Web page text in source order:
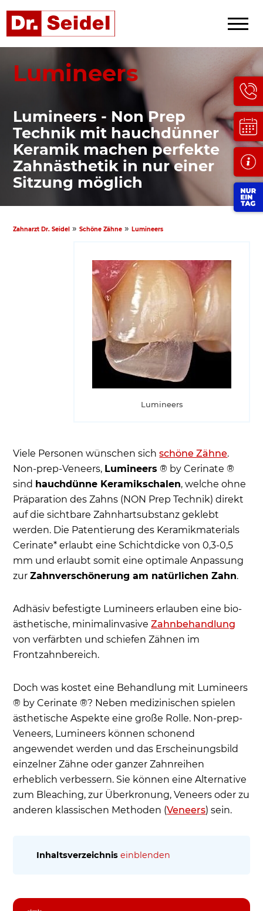
Zahnarzt Dr. Seidel »Schöne Zähne »Lumineers
Lumineers
Lumineers - Non Prep
Technik mit hauchdünner
Keramik machen perfekte
Zahnästhetik in nur einer
Sitzung möglich
Lumineers
Viele Personen wünschen sichschöne Zähne.
Non-prep-Veneers, Lumineers ® by Cerinate ®
sind hauchdünne Keramikschalen, welche ohne
Präparation des Zahns (NON Prep Technik) direkt
auf die sichtbare Zahnhartsubstanz geklebt
werden. Die Patentierung des Keramikmaterials
Cerinate* erlaubteine Schichtdicke von 0,3-0,5
mm und erlaubt somit eine optimale Anpassung
zurZahnverschönerung am natürlichen Zahn.
Adhäsiv befestigte Lumineers erlauben eine bio-
ästhetische, minimalinvasiveZahnbehandlung
von verfärbten und schiefen Zähnen im
Frontzahnbereich.
Doch was kostet eine Behandlung mit Lumineers
® by Cerinate ®? Neben medizinischen spielen
ästhetische Aspekte eine große Rolle. Non-prep-
Veneers, Lumineers können schonend
angewendet werden und das Erscheinungsbild
einzelner Zähne oder ganzer Zahnreihen
erheblich verbessern. Sie können eine Alternative
zum Bleaching, zur Überkronung, Veneers oder zu
anderen klassischen Methoden (Veneers) sein.
Inhaltsverzeichnis einblenden